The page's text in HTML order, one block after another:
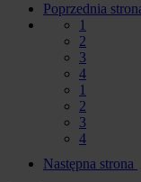
Poprzednia
1
2
3
4
1
2
3
4
Następna strona